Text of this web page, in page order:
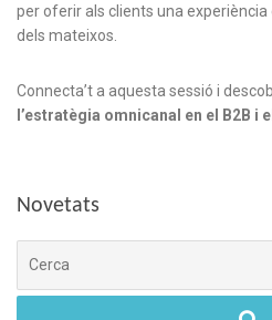
per oferir als clients una experiència
dels mateixos.
Connecta’t a aquesta sessió i
l’estratègia omnicanal en el B2B i
Novetats